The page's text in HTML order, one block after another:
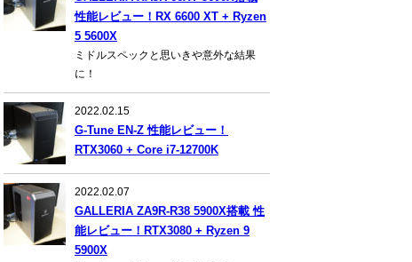
性能レビュー！RX 6600 XT + Ryzen
5 5600X
ミドルスペックと思いきや意外な結果
に！
2022.02.15
G-Tune EN-Z 性能レビュー！
RTX3060 + Core i7-12700K
2022.02.07
GALLERIA ZA9R-R38 5900X搭載 性
能レビュー！RTX3080 + Ryzen 9
5900X